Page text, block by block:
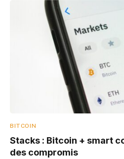
BITCOIN
Stacks : Bitcoin + smart
des compromis